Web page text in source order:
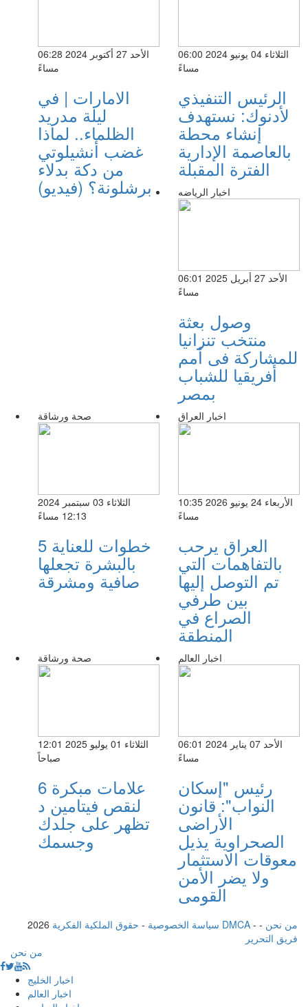
الأحد 27 أكتوبر 2024 06:28
مساءً
الامارات | في
ليلة مدريد
الظلماء.. لماذا
غضب أنشيلوتي
من دكة بدلاء
برشلونة؟ (فيديو)
الثلاثاء 04 يونيو 2024 06:00
مساءً
الرئيس التنفيذي
لأدنوك: نستهدف
إنشاء محطة
بالعاصمة الإدارية
الفترة المقبلة
اخبار الرياضه
الأحد 27 أبريل 2025 06:01
مساءً
وصول بعثة
منتخب تنزانيا
للمشاركة فى أمم
أفريقيا للشباب
بمصر
صحة ورشاقة
الثلاثاء 03 سبتمبر 2024
12:13 مساءً
5 خطوات للعناية
بالبشرة تجعلها
صافية ومشرقة
اخبار العراق
الأربعاء 24 يونيو 2026 10:35
مساءً
العراق يرحب
بالتفاهمات التي
تم التوصل إليها
بين طرفي
الصراع في
المنطقة
صحة ورشاقة
الثلاثاء 01 يوليو 2025 12:01
صباحاً
6 علامات مبكرة
لنقص فيتامين د
تظهر على جلدك
وجسمك
اخبار العالم
الأحد 07 يناير 2024 06:01
مساءً
رئيس "إسكان
النواب": قانون
الأراضى
الصحراوية يذيل
معوقات الاستثمار
ولا يضر الأمن
القومى
2026 سياسة الخصوصية - حقوق الملكية الفكرية DMCA - من نحن -
فريق التحرير
من نحن
اخبار الخليج
اخبار العالم